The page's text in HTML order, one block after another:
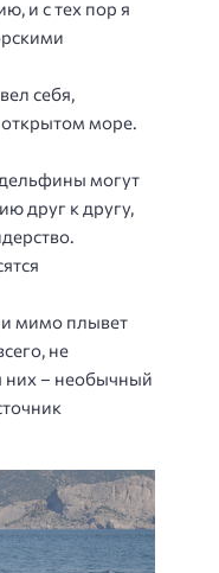
и с тех пор я
себя,
море.
могут
друг к другу,
и мимо плывет
не
них – необычный